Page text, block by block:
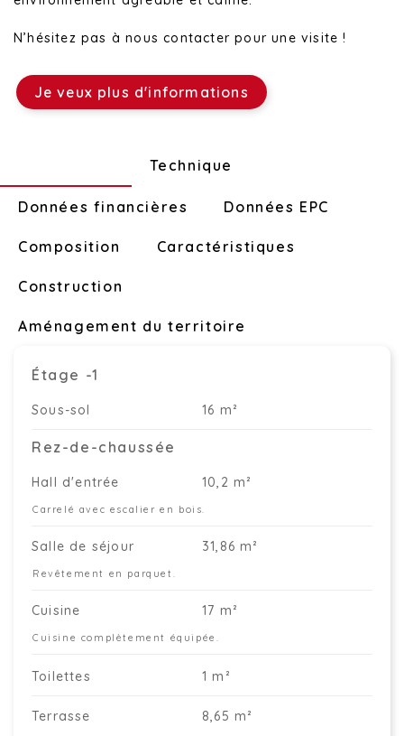
N’hésitez pas à nous contacter pour une visite !
Je veux plus d'informations
Technique
Données financières Données EPC
Composition Caractéristiques
Construction
Aménagement du territoire
Étage -1
Sous-sol 16 m²
Rez-de-chaussée
Hall d'entrée 10,2 m²
Carrelé avec escalier en bois.
Salle de séjour 31,86 m²
Revêtement en parquet.
Cuisine 17 m²
Cuisine complètement équipée.
Toilettes 1 m²
Terrasse 8,65 m²